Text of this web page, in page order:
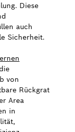
Diese
auch
Sicherheit.
von
Rückgrat
Area
in